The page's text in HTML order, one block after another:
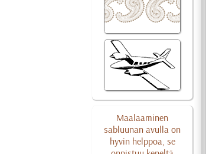
Maalaaminen
sabluunan avulla on
hyvin helppoa, se